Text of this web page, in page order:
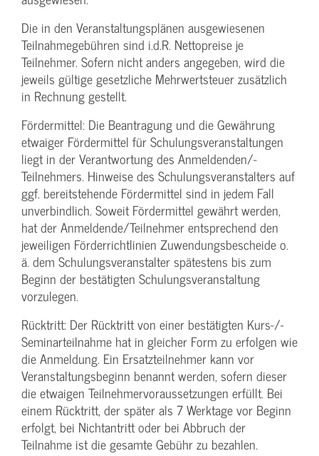
Die in den Veranstaltungsplänen ausgewiesenen
Teilnahmegebühren sind i.d.R. Nettopreise je
Teilnehmer. Sofern nicht anders angegeben, wird die
jeweils gültige gesetzliche Mehrwertsteuer zusätzlich
in Rechnung gestellt.
Fördermittel: Die Beantragung und die Gewährung
etwaiger Fördermittel für Schulungs­veranstaltungen
liegt in der Verantwortung des Anmeldenden/­
Teilnehmers. Hinweise des Schulungs­veranstalters auf
ggf. bereitstehende Fördermittel sind in jedem Fall
unverbindlich. Soweit Fördermittel gewährt werden,
hat der Anmeldende/­Teilnehmer entsprechend den
jeweiligen Förderrichtlinien Zuwendungs­bescheide o.
ä. dem Schulungs­veranstalter spätestens bis zum
Beginn der bestätigten Schulungs­veranstaltung
vorzulegen.
Rücktritt: Der Rücktritt von einer bestätigten Kurs-/­
Seminarteilnahme hat in gleicher Form zu erfolgen wie
die Anmeldung. Ein Ersatzteilnehmer kann vor
Veranstaltungs­beginn benannt werden, sofern dieser
die etwaigen Teilnehmer­voraussetzungen erfüllt. Bei
einem Rücktritt, der später als 7 Werktage vor Beginn
erfolgt, bei Nichtantritt oder bei Abbruch der
Teilnahme ist die gesamte Gebühr zu bezahlen.